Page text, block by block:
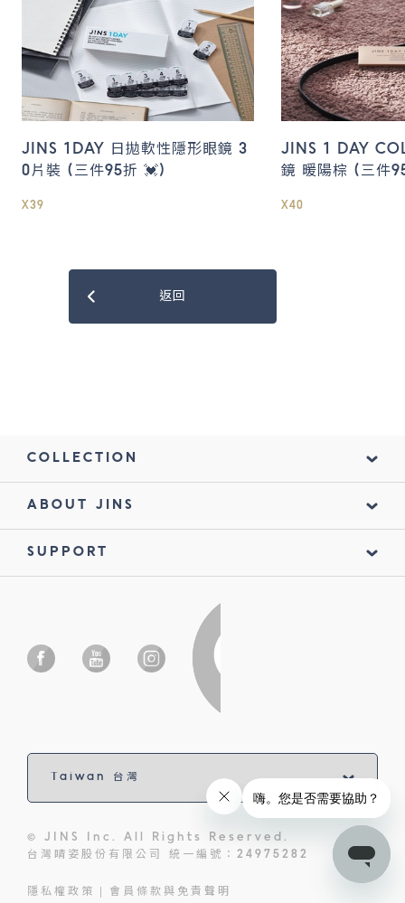
JINS 1DAY 日拋軟性隱形眼鏡 3
0片裝 (三件95折 💓)
X39
JINS 1 DAY
鏡 暖陽棕 (三件
X40
返回
COLLECTION
ABOUT JINS
SUPPORT
© JINS Inc. All Rights Reserved.
台灣睛姿股份有限公司 統一編號：24975282
隱私權政策 會員條款與免責聲明